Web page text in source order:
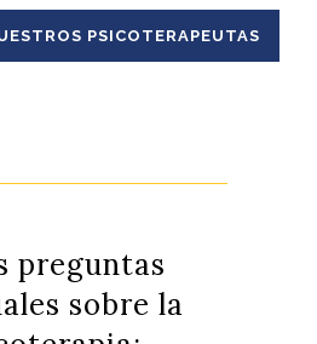
PSICOTERAPEUTAS
preguntas
sobre la